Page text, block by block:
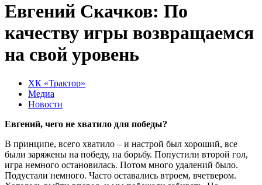
Евгений Скачков: По
качеству игры возвращаемся
на свой уровень
ХК «Трактор»
Медиа
Новости
Евгений, чего не хватило для победы?
В принципе, всего хватило – и настрой был хороший, все
были заряжены на победу, на борьбу. Попустили второй гол,
игра немного остановилась. Потом много удалений было.
Подустали немного. Часто оставались втроем, вчетвером.